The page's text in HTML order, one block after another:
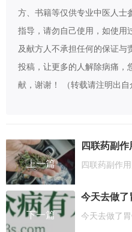
方、书籍等仅供专业中医人士
指导，请勿自己使用，如使用
及献方人不承担任何的保证与
投稿，让更多的人解除病痛，
献，谢谢！ （转载请注明出自
上一篇
四联药副
四联药副作
下一篇 今天去做了